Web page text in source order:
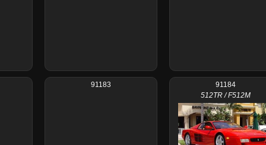
91183
91184
512TR / F512M